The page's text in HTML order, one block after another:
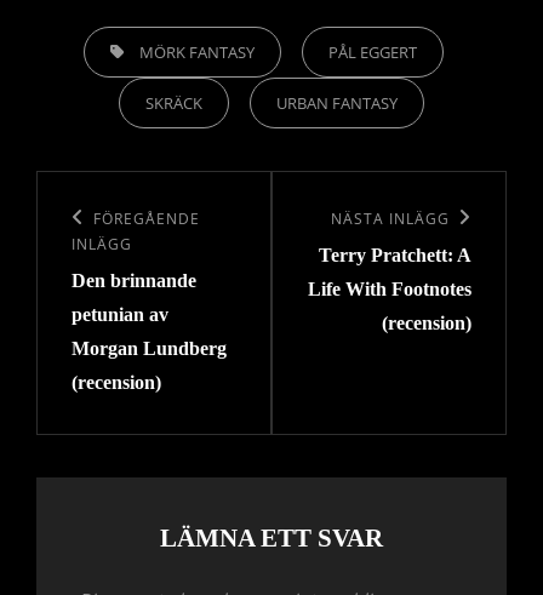
ETIKETTER,MÖRK FANTASY PÅL EGGERT
SKRÄCK URBAN FANTASY
Föregående
FÖREGÅENDE
INLÄGG
Den brinnande
petunian av
Morgan Lundberg
(recension)
Nästa
inlägg
NÄSTA INLÄGG
Terry Pratchett: A
Life With Footnotes
(recension)
LÄMNA ETT SVAR